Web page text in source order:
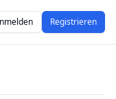
Registrieren